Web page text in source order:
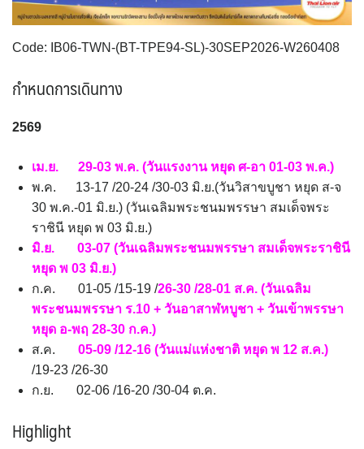
9
เบลเยี่ยม เนเธอร์แลนด์ ลักเซม
ร์ก (BENELUX)
บัลแกเรีย โรมาเนีย
จอร์เจีย อาร์เมเนีย
อิตาลี สวิส ฝรั่งเศส
Code: IB06-TWN-(BT-TPE94-SL)-30SEP2026-W260408
กำหนดการเดินทาง
2569
เม.ย. 29-03 พ.ค. (วันแรงงาน หยุด ศ-อา 01-03 พ.ค.)
พ.ค. 13-17 /20-24 /30-03 มิ.ย.(วันวิสาขบูชา หยุด ส-จ
30 พ.ค.-01 มิ.ย.) (วันเฉลิมพระชนมพรรษา สมเด็จพระ
ราชินี หยุด พ 03 มิ.ย.)
มิ.ย. 03-07 (วันเฉลิมพระชนมพรรษา สมเด็จพระราชินี
หยุด พ 03 มิ.ย.)
ก.ค. 01-05 /15-19 /26-30 /28-01 ส.ค. (วันเฉลิม
พระชนมพรรษา ร.10 + วันอาสาฬหบูชา + วันเข้าพรรษา
หยุด อ-พฤ 28-30 ก.ค.)
ส.ค.
05-09 /12-16 (วันแม่แห่งชาติ หยุด พ 12 ส.ค.)
/19-23 /26-30
ก.ย. 02-06 /16-20 /30-04 ต.ค.
Highlight